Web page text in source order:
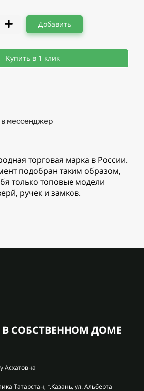
Добавить
Купить в 1 клик
в мессенджер
торговая марка в России.
подобран таким образом,
только топовые модели
ручек и замков.
СОБСТВЕННОМ ДОМЕ
Асхатовна
Татарстан, г.Казань, ул. Альберта